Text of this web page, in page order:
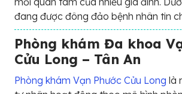
đang được đông đảo bệnh nhân tin
Phòng khám Đa khoa
Cửu Long – Tân An
Phòng khám Vạn Phước Cửu Long là